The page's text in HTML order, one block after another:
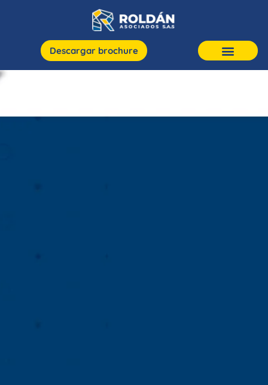
Descargar brochure